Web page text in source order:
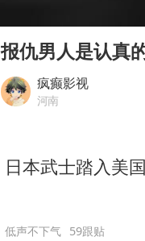
酒
商
报仇男人是认真
疯癫影视
河南
日本武士踏入美
低声不下气 59跟贴